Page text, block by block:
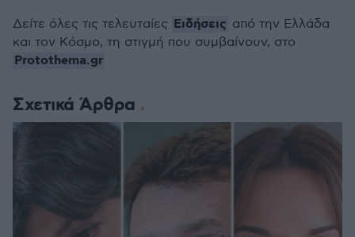
Σχετικά Άρθρα
Δείτε όλες τις τελευταίες Ειδήσεις από την Ελλάδα
και τον Κόσμο, τη στιγμή που συμβαίνουν, στο
Protothema.gr